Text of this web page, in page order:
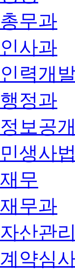
총무과
인사과
인력개
행정과
정보공
민생사
재무
재무과
자산관
계약심